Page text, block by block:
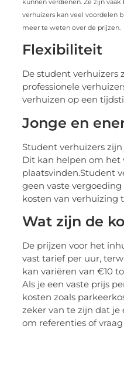
kunnen verdienen. Ze zijn
verhuizers kan veel voordelen
meer te weten over de prijzen.
Flexibiliteit
De student verhuizers
professionele
verhuizen op een
Jonge en
Student verhuizers
Dit kan helpen om het
plaatsvinden.Student
geen vaste
kosten van verhuizing
Wat zijn de
De prijzen voor het
vast tarief per uur,
kan variëren van €10
Als je een vaste prijs
kosten zoals
zeker van te zijn dat je
om referenties of